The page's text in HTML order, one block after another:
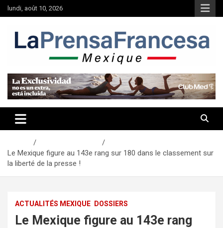
Aller
au
lundi, août 10, 2026
Le Mexique figure au 143e rang sur 180 dans le classement sur
la liberté de la presse !
ACTUALITÉS MEXIQUE DOSSIERS
Le Mexique figure au 143e rang